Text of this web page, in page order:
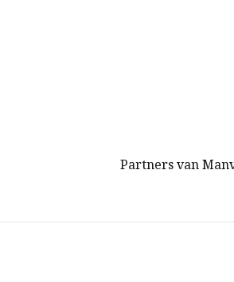
Partners van